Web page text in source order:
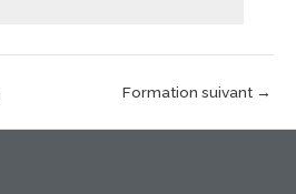
Formation suivant →